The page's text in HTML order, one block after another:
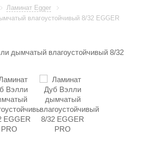
Ламинат Egger
влагоустойчивый 8/32 EGGER